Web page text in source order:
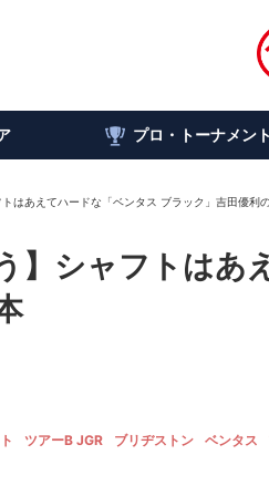
プロ・トーナメント
トはあえてハードな「ベンタス ブラック」吉田優利
】シャフトは
ツアーB JGR ブリヂストン ベンタス